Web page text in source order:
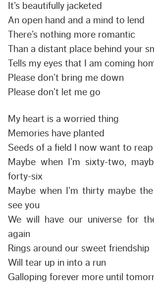
It’s beautifully jacketed
An open hand and a mind to lend
There’s nothing more romantic
Than a distant place behind your
Tells my eyes that I am coming
Please don’t bring me down
Please don’t let me go
My heart is a worried thing
Memories have planted
Seeds of a field I now want to
Maybe when I’m sixty-two,
forty-six
Maybe when I’m thirty maybe
see you
We will have our universe for
again
Rings around our sweet friendship
Will tear up in into a run
Galloping forever more until